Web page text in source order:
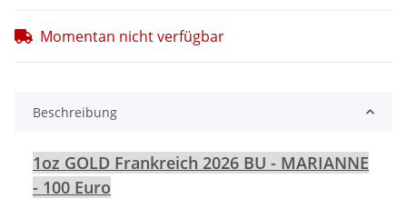
Momentan nicht verfügbar
Beschreibung
1oz GOLD Frankreich 2026 BU - MARIANNE
- 100 Euro